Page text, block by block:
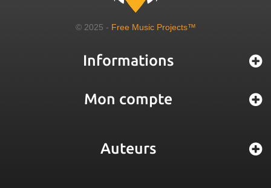
© 2025 - Free Music Projects™
Informations
Mon compte
Auteurs